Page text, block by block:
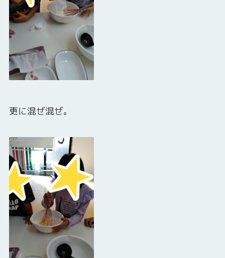
更に混ぜ混ぜ。